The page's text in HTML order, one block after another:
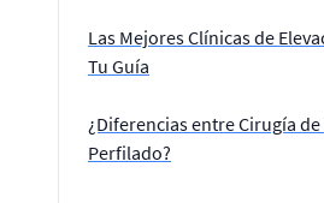
Las Mejores Clínicas de
Tu Guía
¿Diferencias entre Cirugía
Perfilado?